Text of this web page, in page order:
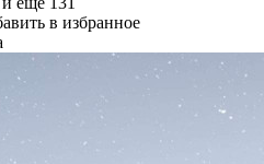
в избранное